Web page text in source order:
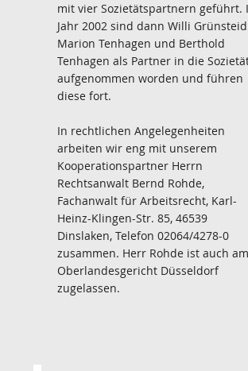
mit vier Sozietätspartnern geführt.
Jahr 2002 sind dann Willi
Marion Tenhagen und Berthold
Tenhagen als Partner in die
aufgenommen worden und führen
diese fort.
In rechtlichen Angelegenheiten
arbeiten wir eng mit unserem
Kooperationspartner Herrn
Rechtsanwalt Bernd Rohde,
Fachanwalt für Arbeitsrecht, Karl-
Heinz-Klingen-Str. 85, 46539
Dinslaken, Telefon 02064/4278-0
zusammen. Herr Rohde ist auch am
Oberlandesgericht Düsseldorf
zugelassen.